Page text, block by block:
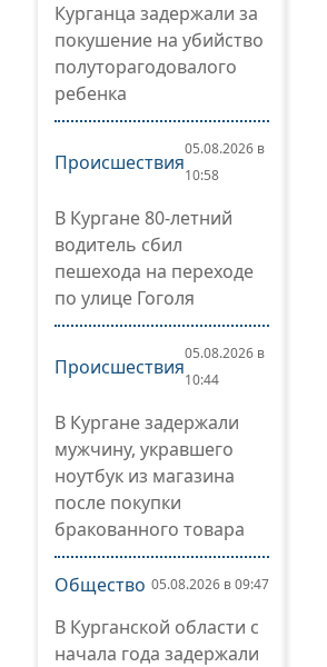
Курганца задержали за
покушение на убийство
полуторагодовалого
ребенка
Происшествия
05.08.2026 в
10:58
В Кургане 80-летний
водитель сбил
пешехода на переходе
по улице Гоголя
Происшествия
05.08.2026 в
10:44
В Кургане задержали
мужчину, укравшего
ноутбук из магазина
после покупки
бракованного товара
Общество 05.08.2026 в 09:47
В Курганской области с
начала года задержали